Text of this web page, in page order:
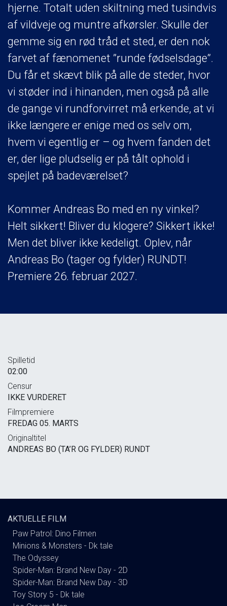
hjerne. Totalt uden skiltning med tusindvis
af vildveje og muntre afkørsler. Skulle der
gemme sig en rød tråd et sted, er den nok
farvet af fænomenet ”runde fødselsdage”.
Du får et skævt blik på alle de steder, hvor
vi støder ind i hinanden, men også på alle
de gange vi rundforvirret må erkende, at vi
ikke længere er enige med os selv om,
hvem vi egentlig er – og hvem fanden det
er, der lige pludselig er på tålt ophold i
spejlet på badeværelset?
Kommer Andreas Bo med en ny vinkel?
Helt sikkert! Bliver du klogere? Sikkert ikke!
Men det bliver ikke kedeligt. Oplev, når
Andreas Bo (tager og fylder) RUNDT!
Premiere 26. februar 2027.
Spilletid
02:00
Censur
IKKE VURDERET
Filmpremiere
FREDAG 05. MARTS
Originaltitel
ANDREAS BO (TA’R OG FYLDER) RUNDT
AKTUELLE FILM
Paw Patrol: Dino Filmen
Minions & Monsters - Dk tale
The Odyssey
Spider-Man: Brand New Day - 2D
Spider-Man: Brand New Day - 3D
Toy Story 5 - Dk tale